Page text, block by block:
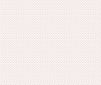
読売テ
代金は
放映日